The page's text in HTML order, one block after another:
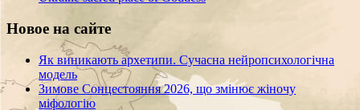
Новое на сайте
Як виникають архетипи. Сучасна нейропсихологічна
модель
Зимове Сонцестояння 2026, що змінює жіночу
міфологію